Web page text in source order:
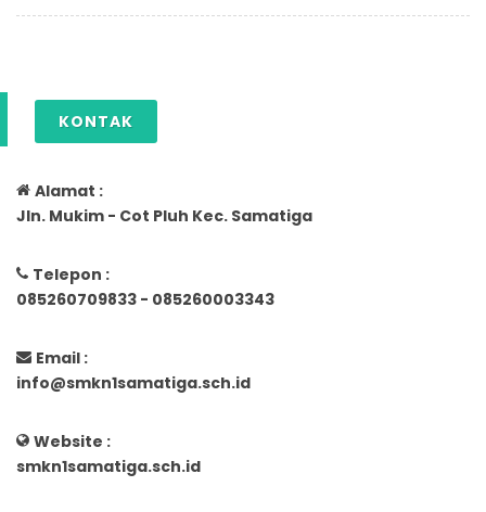
KONTAK
Alamat :
Jln. Mukim - Cot Pluh Kec. Samatiga
Telepon :
085260709833 - 085260003343
Email :
info@smkn1samatiga.sch.id
Website :
smkn1samatiga.sch.id